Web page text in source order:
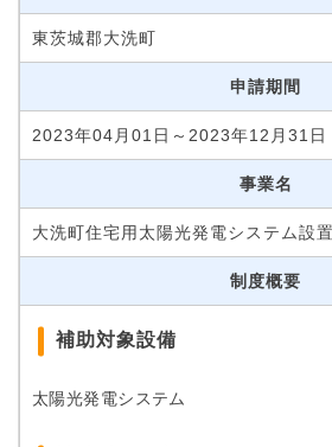
東茨城郡大洗町
申請期間
2023年04月01日～2023年12月31日
事業名
大洗町住宅用太陽光発電システム設
制度概要
補助対象設備
太陽光発電システム